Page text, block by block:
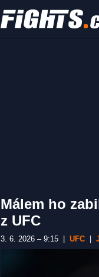
Málem ho
z UFC
3. 6. 2026 – 9:15 UFC